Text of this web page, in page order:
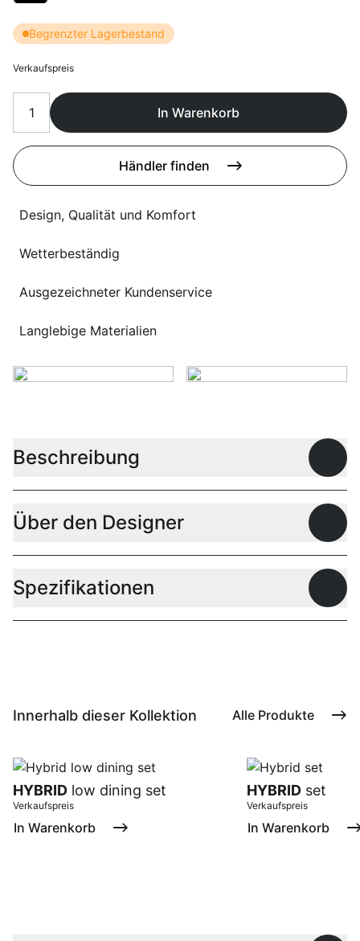
Sprachwahl
Begrenzter Lagerbestand
Verkaufspreis
In Warenkorb
Händler finden
Design, Qualität und Komfort
Wetterbeständig
Ausgezeichneter Kundenservice
Langlebige Materialien
Beschreibung
Über den Designer
Spezifikationen
Innerhalb dieser Kollektion Alle Produkte
HYBRID low dining set
Verkaufspreis
In Warenkorb
HYBRIDset
Verkaufspreis
In Warenkorb